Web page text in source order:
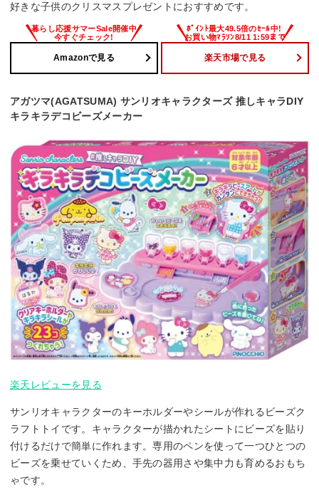
好きな子供のクリスマスプレゼントにおすすめです。
Amazonで見る 楽天市場で見る
アガツマ(AGATSUMA) サンリオキャラクターズ 推しキャラDIY
キラキラデコビーズメーカー
楽天レビューを見る
サンリオキャラクターのキーホルダーやシールが作れるビーズク
ラフトトイです。キャラクターが描かれたシートにビーズを貼り
付けるだけで簡単に作れます。専用のペンを使って一つひとつの
ビーズを乗せていくため、手先の器用さや集中力も育めるおもち
ゃです。